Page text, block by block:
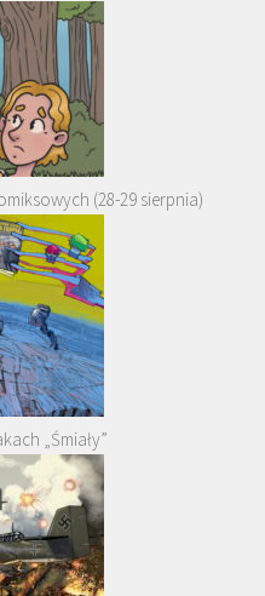
(28-29 sierpnia)
„Śmiały”